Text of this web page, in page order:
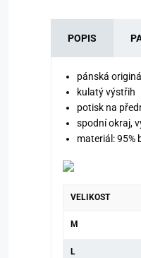
POPIS
pánská
kulatý výstřih
potisk na
spodní okraj,
materiál: 95%
VELIKOST
M
L